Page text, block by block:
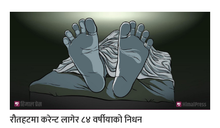
रौतहटमा करेन्ट लागेर ८४ वर्षीयाको निधन